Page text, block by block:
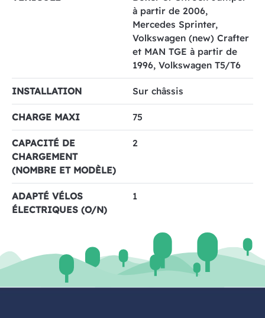
à partir de 2006,
Mercedes Sprinter,
Volkswagen (new) Crafter
et MAN TGE à partir de
1996, Volkswagen T5/T6
INSTALLATION Sur châssis
CHARGE MAXI 75
CAPACITÉ DE
CHARGEMENT
(NOMBRE ET MODÈLE)
2
ADAPTÉ VÉLOS
ÉLECTRIQUES (O/N)
1